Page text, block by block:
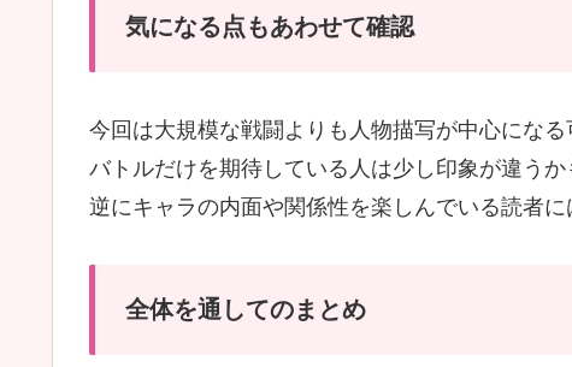
気になる点もあわせて確認
今回は大規模な戦闘よりも人物描写が中心になる
バトルだけを期待している人は少し印象が違うか
逆にキャラの内面や関係性を楽しんでいる読者に
全体を通してのまとめ